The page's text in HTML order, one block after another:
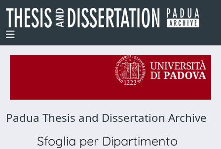
Padua Thesis and Dissertation Archive
Sfoglia per Dipartimento